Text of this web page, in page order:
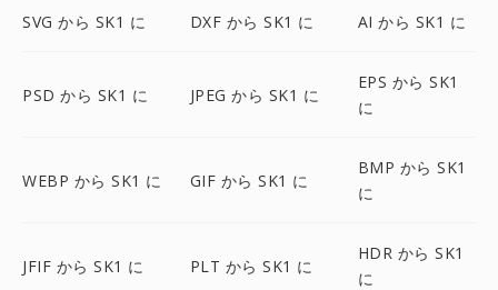
SVG から SK1 に DXF から SK1 に AI から SK1 に
PSD から SK1 に JPEG から SK1 に
EPS から SK1
に
WEBP から SK1 に GIF から SK1 に
BMP から SK1
に
JFIF から SK1 に PLT から SK1 に
HDR から SK1
に